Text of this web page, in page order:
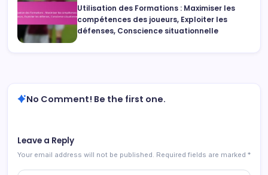
Utilisation des Formations : Maximiser les
compétences des joueurs, Exploiter les
défenses, Conscience situationnelle
No Comment! Be the first one.
Leave a Reply
Your email address will not be published. Required fields are marked *